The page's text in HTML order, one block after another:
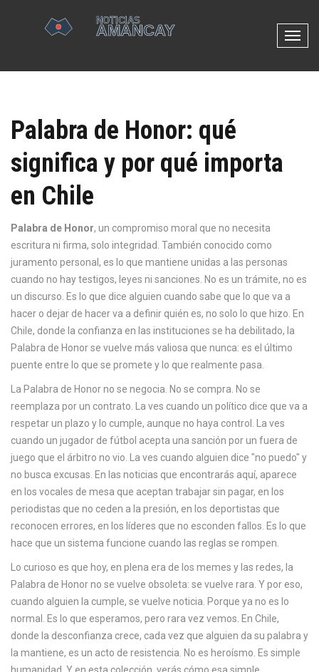
N
v
l
n
c
Palabra de Honor: qué
significa y por qué importa
en Chile
Palabra de Honor, un compromiso moral que no necesita
escritura ni firma, solo integridad . También conocido como
juramento personal , es lo que mantiene unidas a las personas
cuando no hay testigos, leyes ni sanciones. No es un trámite, no es
un discurso. Es lo que dice alguien cuando sabe que lo que va a
hacer o dejar de hacer va a definir quién es, no solo lo que hizo. En
Chile, donde la confianza en las instituciones se ha debilitado, la
Palabra de Honor se vuelve más valiosa que nunca: es el último
puente entre lo que se promete y lo que realmente pasa.
La Palabra de Honor no se negocia. No se compra. No se
reemplaza por un contrato. La ves cuando un político dice que va a
respetar un plazo y lo cumple, aunque no haya control. La ves
cuando un jugador de fútbol acepta una sanción por un fuera de
juego que el árbitro no vio. La ves cuando alguien dice "no puedo" y
no busca excusas. En las noticias que encontrarás aquí, aparece
en los vocales de mesa que aceptan trabajar sin pagar, en los
periodistas que no ceden a la presión, en los deportistas que
reconocen errores, en los líderes que no esconden fallos. Es lo que
hace que un sistema funcione cuando las reglas se rompen.
Lo curioso es que hoy, en plena era de los memes y las redes, la
Palabra de Honor no se vuelve obsoleta: se vuelve rara. Y por eso,
cuando alguien la cumple, se vuelve noticia. Porque ya no es lo
normal. Es lo que esperamos, pero rara vez vemos. En Chile,
donde la desconfianza crece, cada vez que alguien da su palabra y
la mantiene, es un acto de resistencia. No es heroísmo. Es simple